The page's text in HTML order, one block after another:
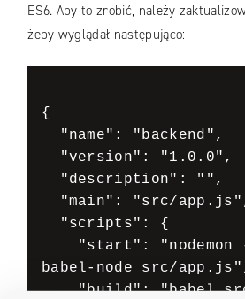
ES6. Aby to zrobić, należy
żeby wyglądał następująco:
{
babel-node src/
    "build": "babel src --out-dir